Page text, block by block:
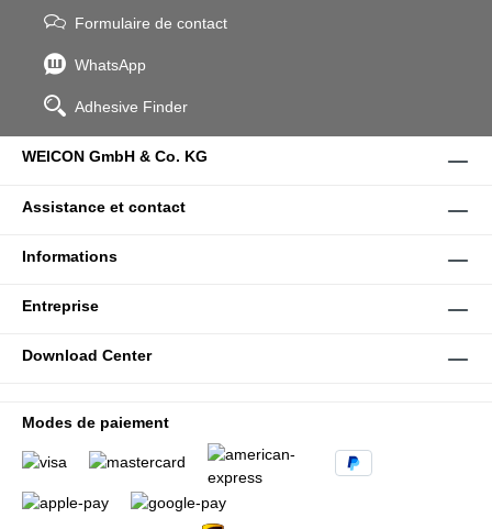
Formulaire de contact
WhatsApp
Adhesive Finder
WEICON GmbH & Co. KG
Assistance et contact
Informations
Entreprise
Download Center
Modes de paiement